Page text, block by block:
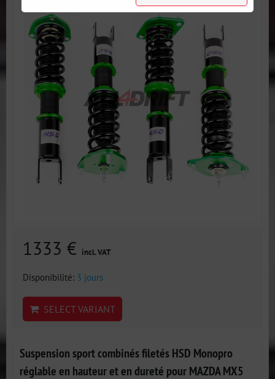
1333 € incl. VAT
Disponibilité: 3 jours
SELECT VARIANT
Suspension sport combinés filetés HSD Monopro
réglable en hauteur et en dureté pour MAZDA MX5